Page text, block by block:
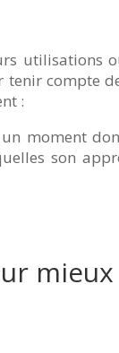
utilisations
compte
:
un moment
son